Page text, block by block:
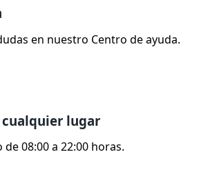
en nuestro Centro de ayuda.
cualquier lugar
08:00 a 22:00 horas.